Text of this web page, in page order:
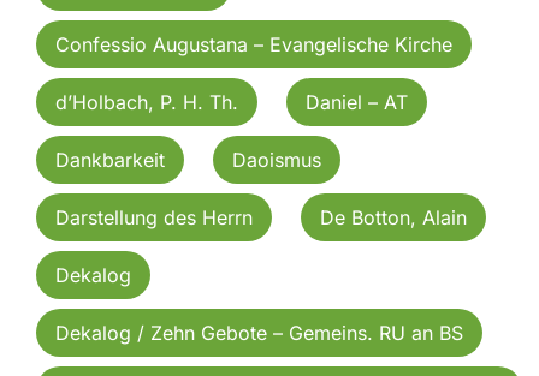
Confessio Augustana – Evangelische Kirche
d’Holbach, P. H. Th. Daniel – AT
Dankbarkeit Daoismus
Darstellung des Herrn De Botton, Alain
Dekalog
Dekalog / Zehn Gebote – Gemeins. RU an BS